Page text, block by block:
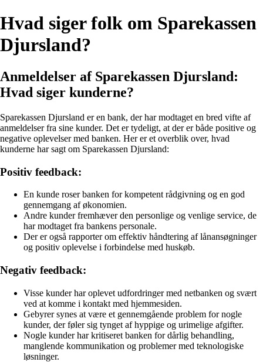
Hvad siger folk om Sparekassen
Djursland?
Anmeldelser af Sparekassen Djursland:
Hvad siger kunderne?
Sparekassen Djursland er en bank, der har modtaget en bred vifte af
anmeldelser fra sine kunder. Det er tydeligt, at der er både positive og
negative oplevelser med banken. Her er et overblik over, hvad
kunderne har sagt om Sparekassen Djursland:
Positiv feedback:
En kunde roser banken for kompetent rådgivning og en god
gennemgang af økonomien.
Andre kunder fremhæver den personlige og venlige service, de
har modtaget fra bankens personale.
Der er også rapporter om effektiv håndtering af lånansøgninger
og positiv oplevelse i forbindelse med huskøb.
Negativ feedback:
Visse kunder har oplevet udfordringer med netbanken og svært
ved at komme i kontakt med hjemmesiden.
Gebyrer synes at være et gennemgående problem for nogle
kunder, der føler sig tynget af hyppige og urimelige afgifter.
Nogle kunder har kritiseret banken for dårlig behandling,
manglende kommunikation og problemer med teknologiske
løsninger.